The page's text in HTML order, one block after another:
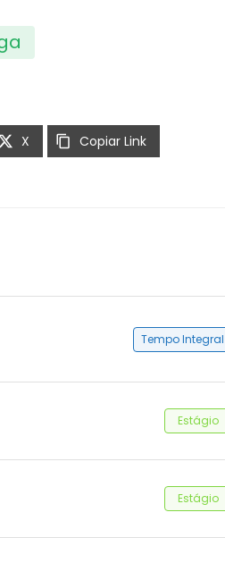
X Copiar Link
Tempo Integral
Estágio
Estágio